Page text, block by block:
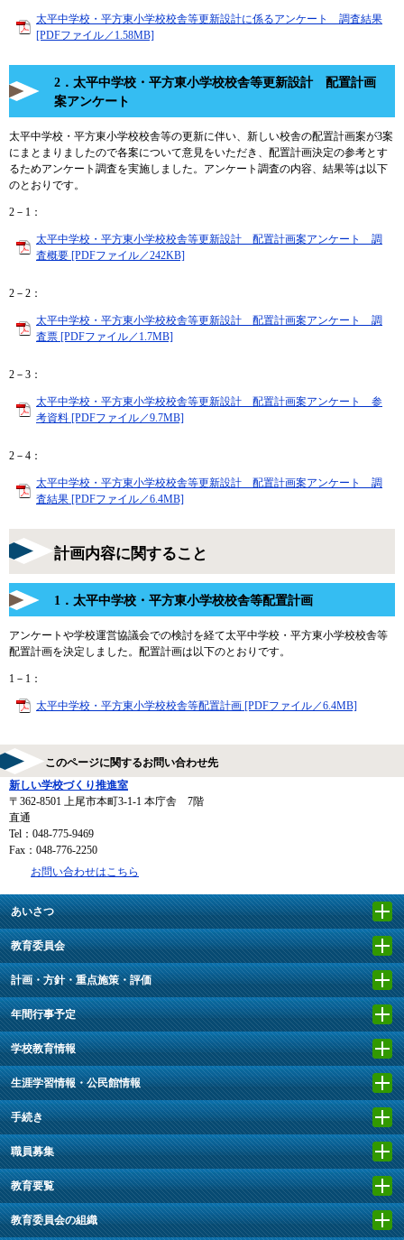
太平中学校・平方東小学校校舎等更新設計に係るアンケート 調査結果
[PDFファイル／1.58MB]
2．太平中学校・平方東小学校校舎等更新設計 配置計画
案アンケート
太平中学校・平方東小学校校舎等の更新に伴い、新しい校舎の配置計画案が3案
にまとまりましたので各案について意見をいただき、配置計画決定の参考とす
るためアンケート調査を実施しました。アンケート調査の内容、結果等は以下
のとおりです。
2－1：
太平中学校・平方東小学校校舎等更新設計 配置計画案アンケート 調
査概要 [PDFファイル／242KB]
2－2：
太平中学校・平方東小学校校舎等更新設計 配置計画案アンケート 調
査票 [PDFファイル／1.7MB]
2－3：
太平中学校・平方東小学校校舎等更新設計 配置計画案アンケート 参
考資料 [PDFファイル／9.7MB]
2－4：
太平中学校・平方東小学校校舎等更新設計 配置計画案アンケート 調
査結果 [PDFファイル／6.4MB]
計画内容に関すること
1．太平中学校・平方東小学校校舎等配置計画
アンケートや学校運営協議会での検討を経て太平中学校・平方東小学校校舎等
配置計画を決定しました。配置計画は以下のとおりです。
1－1：
太平中学校・平方東小学校校舎等配置計画 [PDFファイル／6.4MB]
このページに関するお問い合わせ先
新しい学校づくり推進室
〒362-8501 上尾市本町3-1-1 本庁舎 7階
直通
Tel：048-775-9469
Fax：048-776-2250
お問い合わせはこちら
あいさつ
教育委員会
計画・方針・重点施策・評価
年間行事予定
学校教育情報
生涯学習情報・公民館情報
手続き
職員募集
教育要覧
教育委員会の組織